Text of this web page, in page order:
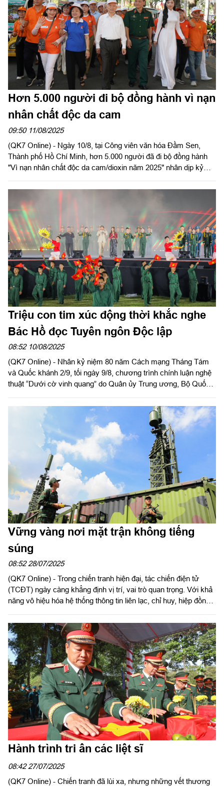
Hơn 5.000 người đi bộ đồng hành vì nạn
nhân chất độc da cam
09:50 11/08/2025
(QK7 Online) - Ngày 10/8, tại Công viên văn hóa Đầm Sen,
Thành phố Hồ Chí Minh, hơn 5.000 người đã đi bộ đồng hành
"Vì nạn nhân chất độc da cam/dioxin năm 2025" nhân dịp kỷ
(10/8/1961-10/8/2025).
Triệu con tim xúc động thời khắc nghe
Bác Hồ đọc Tuyên ngôn Độc lập
08:52 10/08/2025
(QK7 Online) - Nhân kỷ niệm 80 năm Cách mạng Tháng Tám
và Quốc khánh 2/9, tối ngày 9/8, chương trình chính luận nghệ
thuật “Dưới cờ vinh quang” do Quân ủy Trung ương, Bộ Quốc
TPHCM tổ chức, mang thông điệp kết nối quá khứ - hiện tại
bằng âm nhạc và cảm xúc dân tộc.
Vững vàng nơi mặt trận không tiếng
súng
08:52 28/07/2025
(QK7 Online) - Trong chiến tranh hiện đại, tác chiến điện tử
(TCĐT) ngày càng khẳng định vị trí, vai trò quan trọng. Với khả
năng vô hiệu hóa hệ thống thông tin liên lạc, chỉ huy, hiệp đồng
định đến cục diện chiến trường. Đây chính là một trong những
trụ cột của chiến tranh phi tiếp xúc, cuộc chiến không khói lửa
nhưng đầy cam go, diễn ra âm thầm mà quyết liệt trên nhiều
môi trường: Không gian mạng, không trung, mặt đất…
Hành trình tri ân các liệt sĩ
08:42 27/07/2025
(QK7 Online) - Chiến tranh đã lùi xa, nhưng những vết thương